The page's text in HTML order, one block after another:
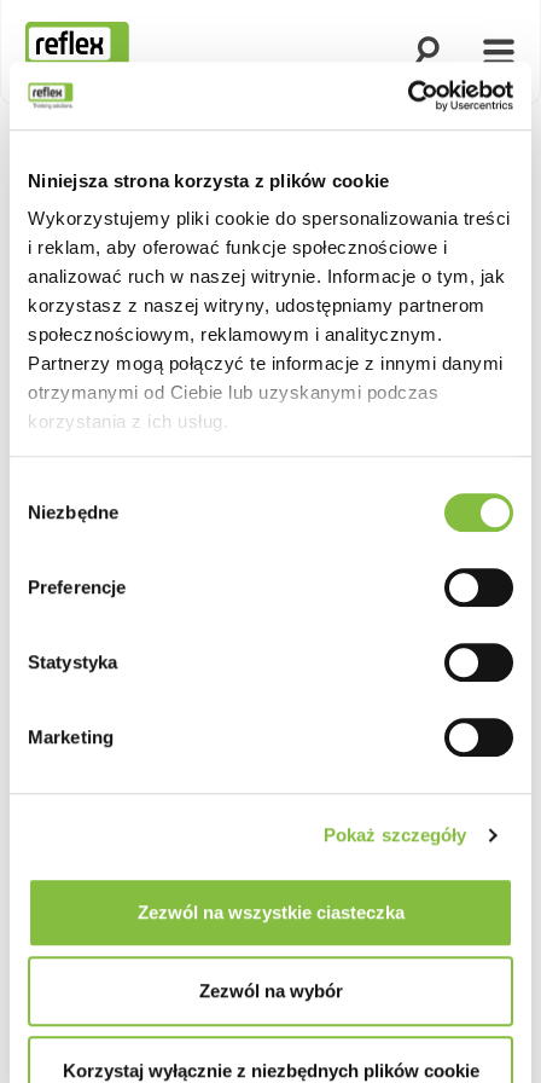
Niniejsza strona korzysta z plików cookie
Wykorzystujemy pliki cookie do spersonalizowania treści
i reklam, aby oferować funkcje społecznościowe i
analizować ruch w naszej witrynie. Informacje o tym, jak
korzystasz z naszej witryny, udostępniamy partnerom
społecznościowym, reklamowym i analitycznym.
Partnerzy mogą połączyć te informacje z innymi danymi
otrzymanymi od Ciebie lub uzyskanymi podczas
korzystania z ich usług.
zgody
Niezbędne
Preferencje
Statystyka
Marketing
Pokaż szczegóły
Zezwól na wszystkie ciasteczka
Zezwól na wybór
Korzystaj wyłącznie z niezbędnych plików cookie
Strona główna
Otwórz
Kontakt After Sales & Service